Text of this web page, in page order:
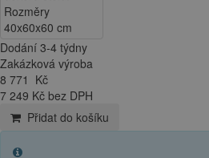
Dodání 3-4 týdny
Zakázková výroba
8 771 Kč
7 249 Kč bez DPH
Přidat do košíku